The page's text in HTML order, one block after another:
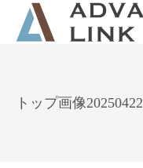
トップ画像20250422
会社概要